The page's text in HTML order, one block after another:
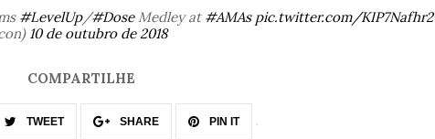
#LevelUp/#DoseMedley at #AMAs pic.twitter.com/KIP7Nafhr2
10 de outubro de 2018
COMPARTILHE
TWEET SHARE PIN IT